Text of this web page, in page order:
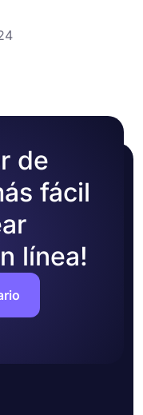
de
fácil
línea!